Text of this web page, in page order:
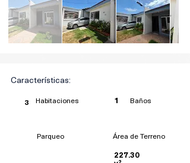
Características:
Habitaciones
3
Parqueo
Baños
1
Área de Terreno
227.30